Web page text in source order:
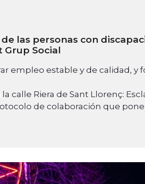
las personas con
Grup Social
empleo estable y de calidad, y
calle Riera de Sant Llorenç:
de colaboración que